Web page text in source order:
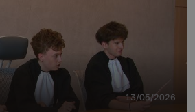
13/05/2026